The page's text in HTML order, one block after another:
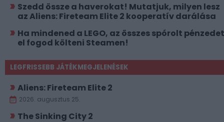
Szedd össze a haverokat! Mutatjuk, milyen lesz
az Aliens: Fireteam Elite 2 kooperatív darálása
Ha mindened a LEGO, az összes spórolt pénzedet
el fogod költeni Steamen!
LEGFRISSEBB JÁTÉKMEGJELENÉSEK
Aliens: Fireteam Elite 2
2026. augusztus 25.
The Sinking City 2